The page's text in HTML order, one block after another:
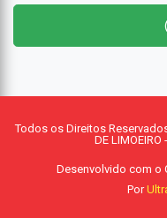
Todos os Direitos Reservados
DE
Desenvolvido com o
Por